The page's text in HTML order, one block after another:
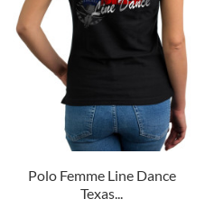
Polo Femme Line Dance
Texas...